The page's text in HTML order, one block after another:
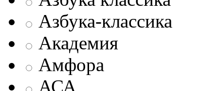
Азбука-классика
Академия
Амфора
АСА